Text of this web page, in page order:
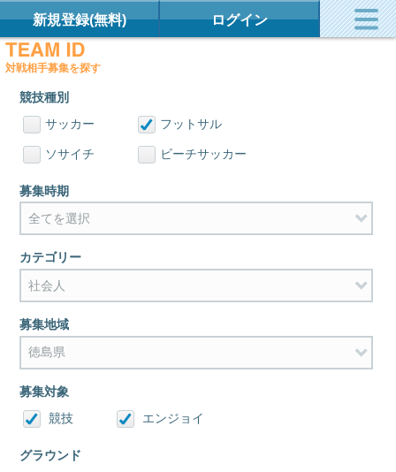
新規登録(無料) ログイン
対戦相手募集を探す
競技種別
サッカー
フットサル
ソサイチ ビーチサッカー
募集時期
カテゴリー
募集地域
募集対象
競技
エンジョイ
グラウンド